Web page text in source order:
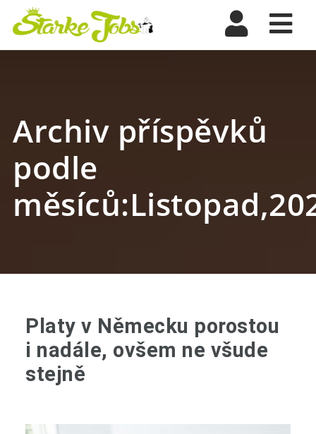
Archiv příspěvků
podle
Platy v Německu porostou
i nadále, ovšem ne všude
stejně